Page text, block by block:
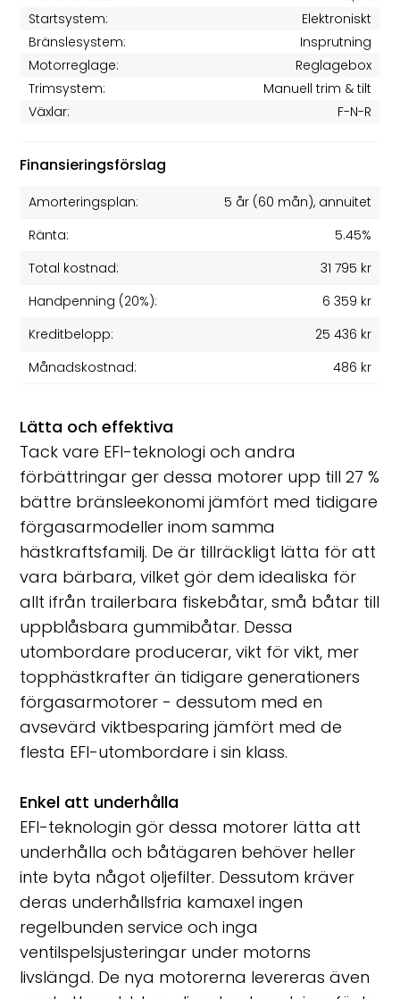
Startsystem:
Elektroniskt
Bränslesystem:
Insprutning
Motorreglage:
Reglagebox
Trimsystem:
Manuell trim & tilt
Växlar:
F-N-R
Finansieringsförslag
Amorteringsplan: 5 år(60 mån), annuitet
Ränta:
5.45%
Total kostnad:
31 795 kr
Handpenning (20%):
6 359 kr
Kreditbelopp:
25 436 kr
Månadskostnad:
486 kr
Lätta och effektiva
Tack vare EFI-teknologi och andra
förbättringar ger dessa motorer upp till 27 %
bättre bränsleekonomi jämfört med tidigare
förgasarmodeller inom samma
hästkraftsfamilj. De är tillräckligt lätta för att
vara bärbara, vilket gör dem idealiska för
allt ifrån trailerbara fiskebåtar, små båtar till
uppblåsbara gummibåtar. Dessa
utombordare producerar, vikt för vikt, mer
topphästkrafter än tidigare generationers
förgasarmotorer - dessutom med en
avsevärd viktbesparing jämfört med de
flesta EFI-utombordare i sin klass.
Enkel att underhålla
EFI-teknologin gör dessa motorer lätta att
underhålla och båtägaren behöver heller
inte byta något oljefilter. Dessutom kräver
deras underhållsfria kamaxel ingen
regelbunden service och inga
ventilspelsjusteringar under motorns
livslängd. De nya motorerna levereras även